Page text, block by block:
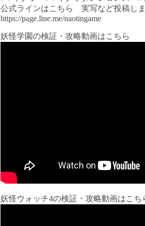
公式ラインはこちら 実写など投稿しま
https://page.line.me/naotingame
妖怪学園の検証・攻略動画はこちら
妖怪ウォッチ4の検証・攻略動画はこち